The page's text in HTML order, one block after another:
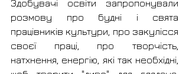
Здобувачі освіти запропонували
розмову про будні і свята
працівників культури, про закулісся
своєї праці, про творчість,
натхнення, енергію, які так необхідні,